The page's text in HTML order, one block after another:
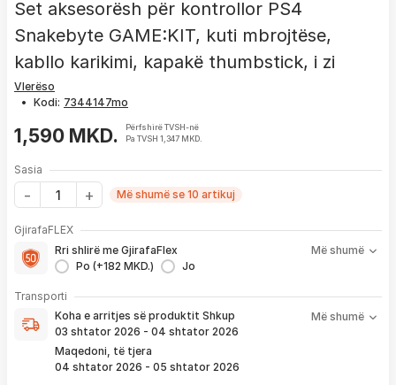
Set aksesorësh për kontrollor PS4
Snakebyte GAME:KIT, kuti mbrojtëse,
kabllo karikimi, kapakë thumbstick, i zi
Vlerëso
• Kodi:
1,590 MKD.
Përfshirë TVSH-në
Pa TVSH 1,347 MKD.
Sasia
Më shumë se 10 artikuj
GjirafaFLEX
Rri shlirë me GjirafaFlex
Po (+182 MKD.)
Jo
Më shumë
-Prioritet
1 viti nga blerja
- Kontakt brenda24 hpër servisim, zëvendësim apo kthim
pagesë
Transporti
Koha e arritjes së produktit Shkup
03 shtator 2026 - 04 shtator 2026
Maqedoni, të tjera
04 shtator 2026 - 05 shtator 2026
Më shumë
Koha e arritjes së produktit nënkupton periudhën prej kur
bëhet verifikimi i porosisë suaj, dhe njoftimit për verifikim
që ju e pranoni përmes email-it apo SMS-it.
Nëse porosia bëhet tani, produkti arrin sipas afatit kohor të
vendosur më lartë. Ju do të njoftoheni në vazhdimësi